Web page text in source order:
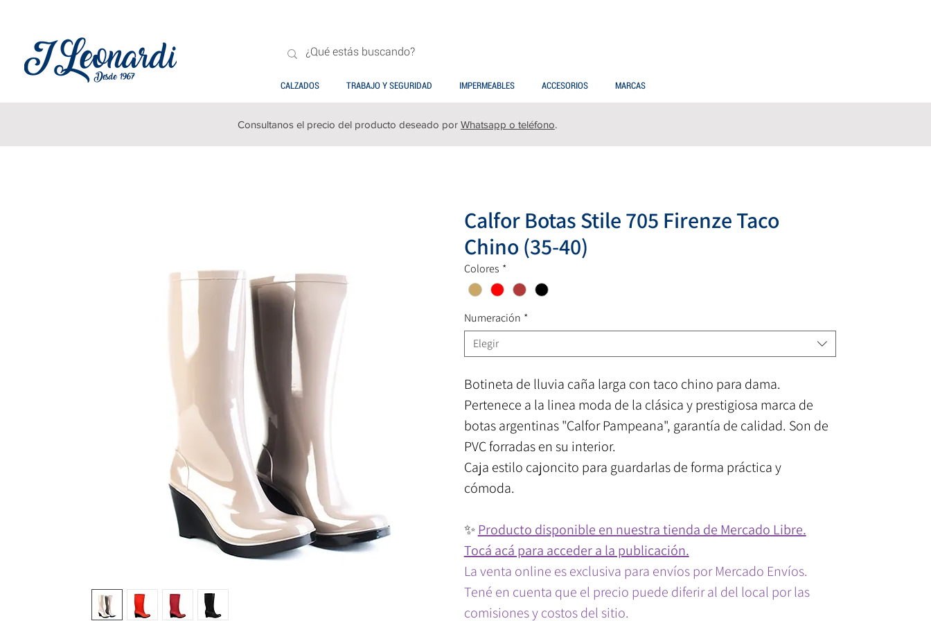
CALZADOS TRABAJO Y SEGURIDAD IMPERMEABLES ACCESORIOS MARCAS
Calfor Botas Stile 705 Firenze Taco
Chino (35-40)
Colores *
Numeración *
Elegir
Botineta de lluvia caña larga con taco chino para dama.
Pertenece a la linea moda de la clásica y prestigiosa marca de
botas argentinas "Calfor Pampeana", garantía de calidad. Son de
PVC forradas en su interior.
Caja estilo cajoncito para guardarlas de forma práctica y
cómoda.
✨ Producto disponible en nuestra tienda de Mercado Libre.
Tocá acá para acceder a la publicación.
La venta online es exclusiva para envíos por Mercado Envíos.
Tené en cuenta que el precio puede diferir al del local por las
comisiones y costos del sitio.
Consultanos el precio del producto deseado por Whatsapp o teléfono.